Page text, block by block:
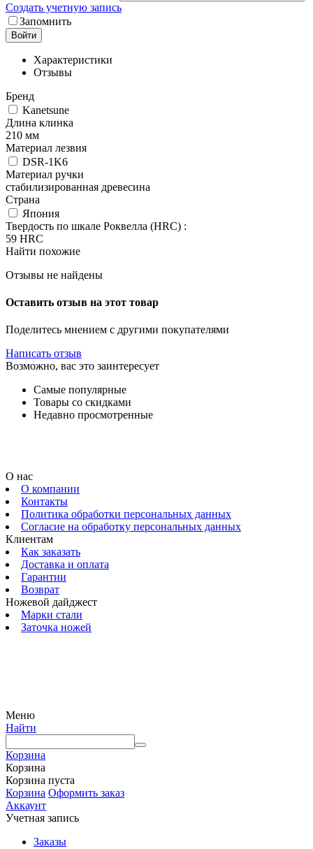
Создать учетную запись
Запомнить
Войти
Характеристики
Отзывы
Бренд
Kanetsune
Длина клинка
210 мм
Материал лезвия
DSR-1K6
Материал ручки
стабилизированная древесина
Страна
Япония
Твердость по шкале Роквелла (HRC) :
59 HRC
Найти похожие
Отзывы не найдены
Оставить отзыв на этот товар
Поделитесь мнением с другими покупателями
Написать отзыв
Возможно, вас это заинтересует
Самые популярные
Товары со скидками
Недавно просмотренные
О нас
О компании
Контакты
Политика обработки персональных данных
Согласие на обработку персональных данных
Клиентам
Как заказать
Доставка и оплата
Гарантии
Возврат
Ножевой дайджест
Марки стали
Заточка ножей
Меню
Найти
Корзина
Корзина
Корзина пуста
Корзина Оформить заказ
Аккаунт
Учетная запись
Заказы